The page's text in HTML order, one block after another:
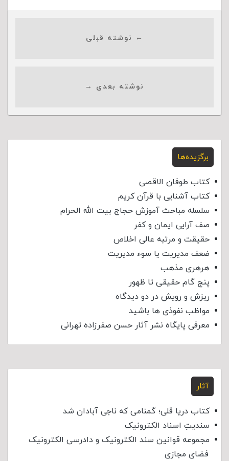
← نوشته قبلی
نوشته بعدی →
برگزیده‌ها
کتاب طوفان الاقصی
کتاب آشنایی با قرآن کریم
سلسله مباحث آموزش حجاج بیت الله الحرام
صف آرایی ایمان و کفر
حقیقت و مرتبه عالی اخلاص
ضعف مدیریت یا سوء مدیریت
هرهری مذهب
پنج گام حقیقی تا ظهور
ریزش و رویش در دو دیدگاه
مواظب نفوذی‌ ها باشید
معرفی پایگاه نشر آثار حسن صفرزاده تهرانی
آثار
کتاب دریا قلی؛ گمنامی که ناجی آبادان شد
سندیتِ اسناد الکترونیک
مجموعه قوانین سند الکترونیک و دادرسی الکترونیک
فضای مجازی